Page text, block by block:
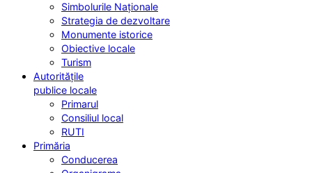
Simbolurile Naționale
Strategia de dezvoltare
Monumente istorice
Obiective locale
Turism
Autoritățile
publice locale
Primarul
Consiliul local
RUTI
Primăria
Conducerea